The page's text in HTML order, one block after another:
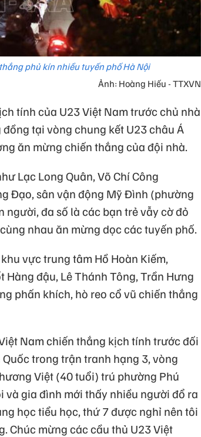
phủ kín nhiều tuyến phố Hà Nội
Ảnh: Hoàng Hiếu - TTXVN
tính của U23 Việt Nam trước chủ nhà
tại vòng chung kết U23 châu Á
ăn mừng chiến thắng của đội nhà.
Lạc Long Quân, Võ Chí Công
Đạo, sân vận động Mỹ Đình (phường
người, đa số là các bạn trẻ vẫy cờ đỏ
nhau ăn mừng dọc các tuyến phố.
vực trung tâm Hồ Hoàn Kiếm,
đậu, Lê Thánh Tông, Trần Hưng
phấn khích, hò reo cổ vũ chiến thắng
Nam chiến thắng kịch tính trước đối
trong trận tranh hạng 3, vòng
Việt (40 tuổi) trú phường Phú
và gia đình mới thấy nhiều người đổ ra
học tiểu học, thứ 7 được nghỉ nên tôi
Chúc mừng các cầu thủ U23 Việt